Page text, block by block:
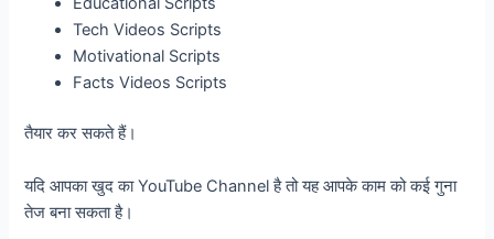
Tech Videos Scripts
Motivational Scripts
Facts Videos Scripts
तैयार कर सकते हैं।
यदि आपका खुद का YouTube Channel है तो यह आपके काम को कई गुना
तेज बना सकता है।